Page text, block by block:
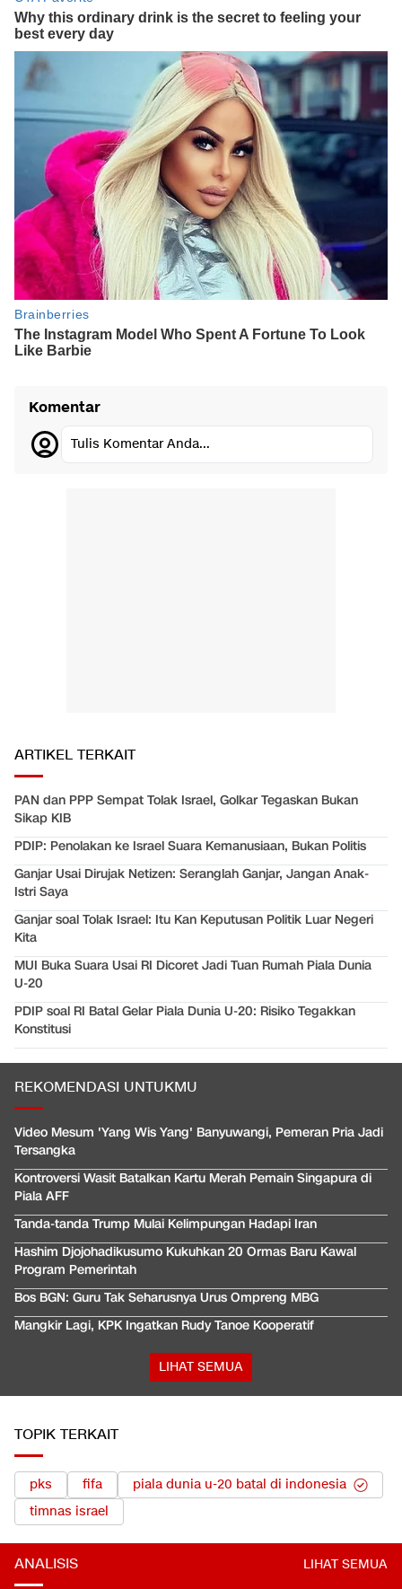
Komentar
Tulis Komentar Anda...
ARTIKEL TERKAIT
PAN dan PPP Sempat Tolak Israel, Golkar Tegaskan Bukan
Sikap KIB
PDIP: Penolakan ke Israel Suara Kemanusiaan, Bukan Politis
Ganjar Usai Dirujak Netizen: Seranglah Ganjar, Jangan Anak-
Istri Saya
Ganjar soal Tolak Israel: Itu Kan Keputusan Politik Luar Negeri
Kita
MUI Buka Suara Usai RI Dicoret Jadi Tuan Rumah Piala Dunia
U-20
PDIP soal RI Batal Gelar Piala Dunia U-20: Risiko Tegakkan
Konstitusi
REKOMENDASI UNTUKMU
Video Mesum 'Yang Wis Yang' Banyuwangi, Pemeran Pria Jadi
Tersangka
Kontroversi Wasit Batalkan Kartu Merah Pemain Singapura di
Piala AFF
Tanda-tanda Trump Mulai Kelimpungan Hadapi Iran
Hashim Djojohadikusumo Kukuhkan 20 Ormas Baru Kawal
Program Pemerintah
Bos BGN: Guru Tak Seharusnya Urus Ompreng MBG
Mangkir Lagi, KPK Ingatkan Rudy Tanoe Kooperatif
LIHAT SEMUA
TOPIK TERKAIT
pks fifa
piala dunia u-20 batal di indonesia
timnas israel
ANALISIS LIHAT SEMUA